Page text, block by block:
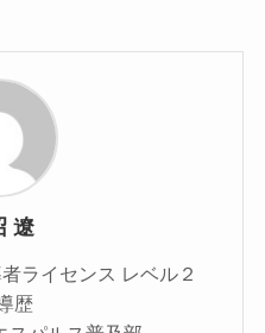
遼
ライセンス レベル２
歴